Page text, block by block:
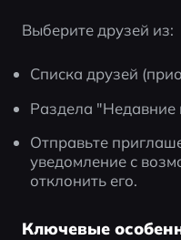
Выберите друзей из:
Списка друзей
Раздела "Недавние
Отправьте
уведомление с
отклонить его.
Ключевые